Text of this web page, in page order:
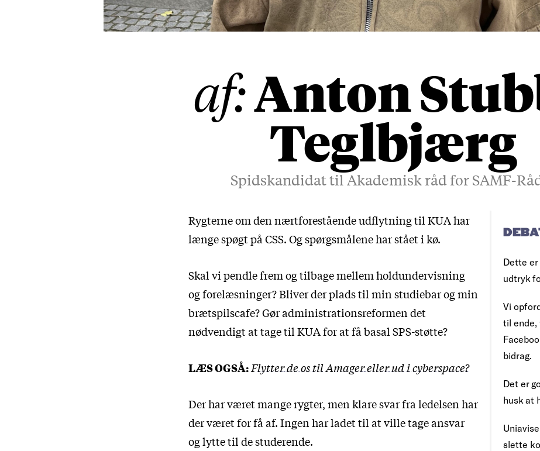
af:Anton
Teglbjærg
Spidskandidat til Akademisk råd for SAMF-
Dette
udtryk
Vi
til ende,
bidrag.
Det er
husk at
slette
Rygterne om den nærtforestående udflytning til KUA har
længe spøgt på CSS. Og spørgsmålene har stået i kø.
Skal vi pendle frem og tilbage mellem holdundervisning
og forelæsninger? Bliver der plads til min studiebar og min
brætspilscafe? Gør administrationsreformen det
nødvendigt at tage til KUA for at få basal SPS-støtte?
LÆS OGSÅ:Flytter de os til Amager eller ud i cyberspace?
Der har været mange rygter, men klare svar fra ledelsen har
der været for få af. Ingen har ladet til at ville tage ansvar
og lytte til de studerende.